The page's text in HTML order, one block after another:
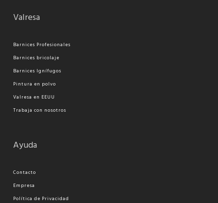
Valresa
Barnices Profesionales
Barnices bricolaje
Barnices Ignífugos
Pintura en polvo
Valresa en EEUU
Trabaja con nosotros
Ayuda
Contacto
Empresa
Política de Privacidad